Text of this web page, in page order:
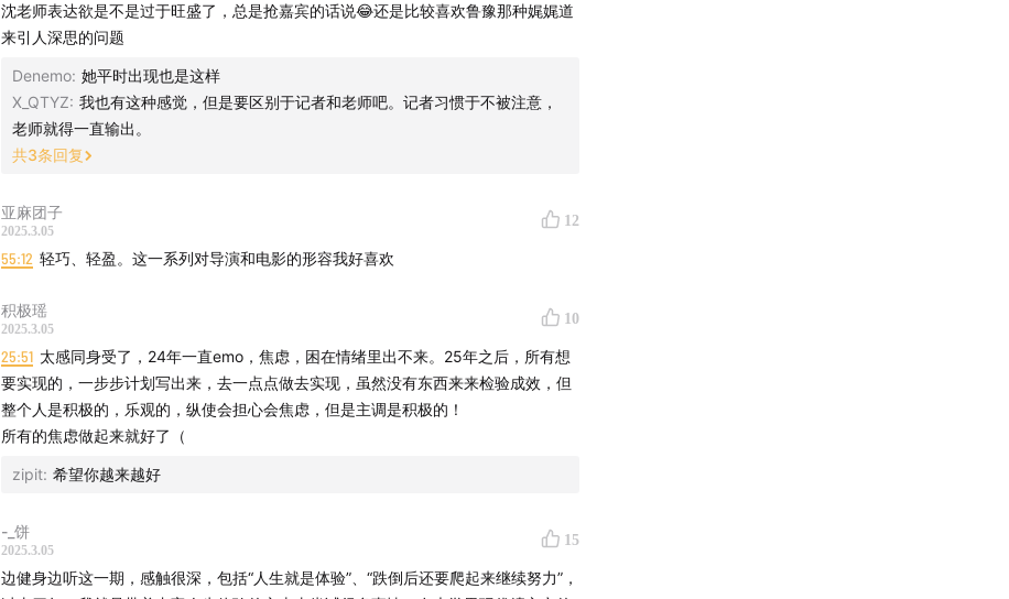
沈老师表达欲是不是过于旺盛了，总是抢嘉宾的话说😂还是比较喜欢鲁豫那种娓娓道
来引人深思的问题
Denemo: 她平时出现也是这样
X_QTYZ: 我也有这种感觉，但是要区别于记者和老师吧。记者习惯于不被注意，
老师就得一直输出。
共3条回复
亚麻团子
2025.3.05
12
55:12 轻巧、轻盈。这一系列对导演和电影的形容我好喜欢
积极瑶
2025.3.05
10
25:51 太感同身受了，24年一直emo，焦虑，困在情绪里出不来。25年之后，所有想
要实现的，一步步计划写出来，去一点点做去实现，虽然没有东西来来检验成效，但
整个人是积极的，乐观的，纵使会担心会焦虑，但是主调是积极的！
所有的焦虑做起来就好了（
zipit: 希望你越来越好
-_饼
2025.3.05
15
边健身边听这一期，感触很深，包括“人生就是体验”、“跌倒后还要爬起来继续努力”，